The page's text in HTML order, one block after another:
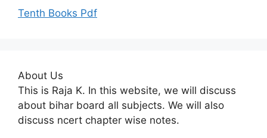
Tenth Books Pdf
About Us
This is Raja K. In this website, we will discuss
about bihar board all subjects. We will also
discuss ncert chapter wise notes.